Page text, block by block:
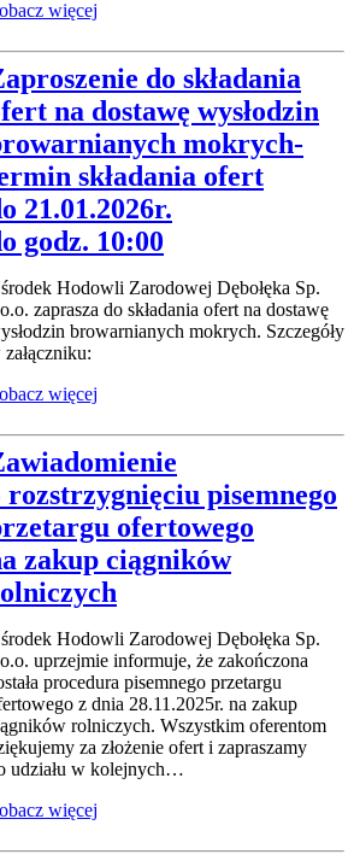
więcej
do składania
na dostawę wysłodzin
mokrych-
składania ofert
21.01.2026r.
godz. 10:00
Hodowli Zarodowej Dębołęka Sp.
zaprasza do składania ofert na dostawę
browarnianych mokrych. Szczegóły
więcej
rozstrzygnięciu pisemnego
ofertowego
zakup ciągników
Hodowli Zarodowej Dębołęka Sp.
uprzejmie informuje, że zakończona
procedura pisemnego przetargu
z dnia 28.11.2025r. na zakup
rolniczych. Wszystkim oferentom
za złożenie ofert i zapraszamy
udziału w kolejnych…
więcej